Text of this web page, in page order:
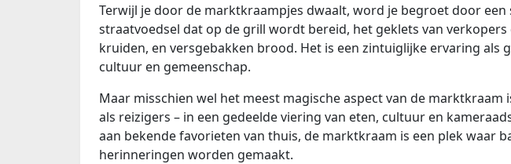
Terwijl je door de marktkraampjes dwaalt, word je begroet door
straatvoedsel dat op de grill wordt bereid, het geklets van
kruiden, en versgebakken brood. Het is een zintuiglijke ervaring
cultuur en gemeenschap.
Maar misschien wel het meest magische aspect van de
als reizigers – in een gedeelde viering van eten, cultuur en
aan bekende favorieten van thuis, de marktkraam is een plek waar
herinneringen worden gemaakt.